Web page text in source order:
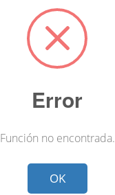
Error
Función no encontrada.
! Not valid!
OK